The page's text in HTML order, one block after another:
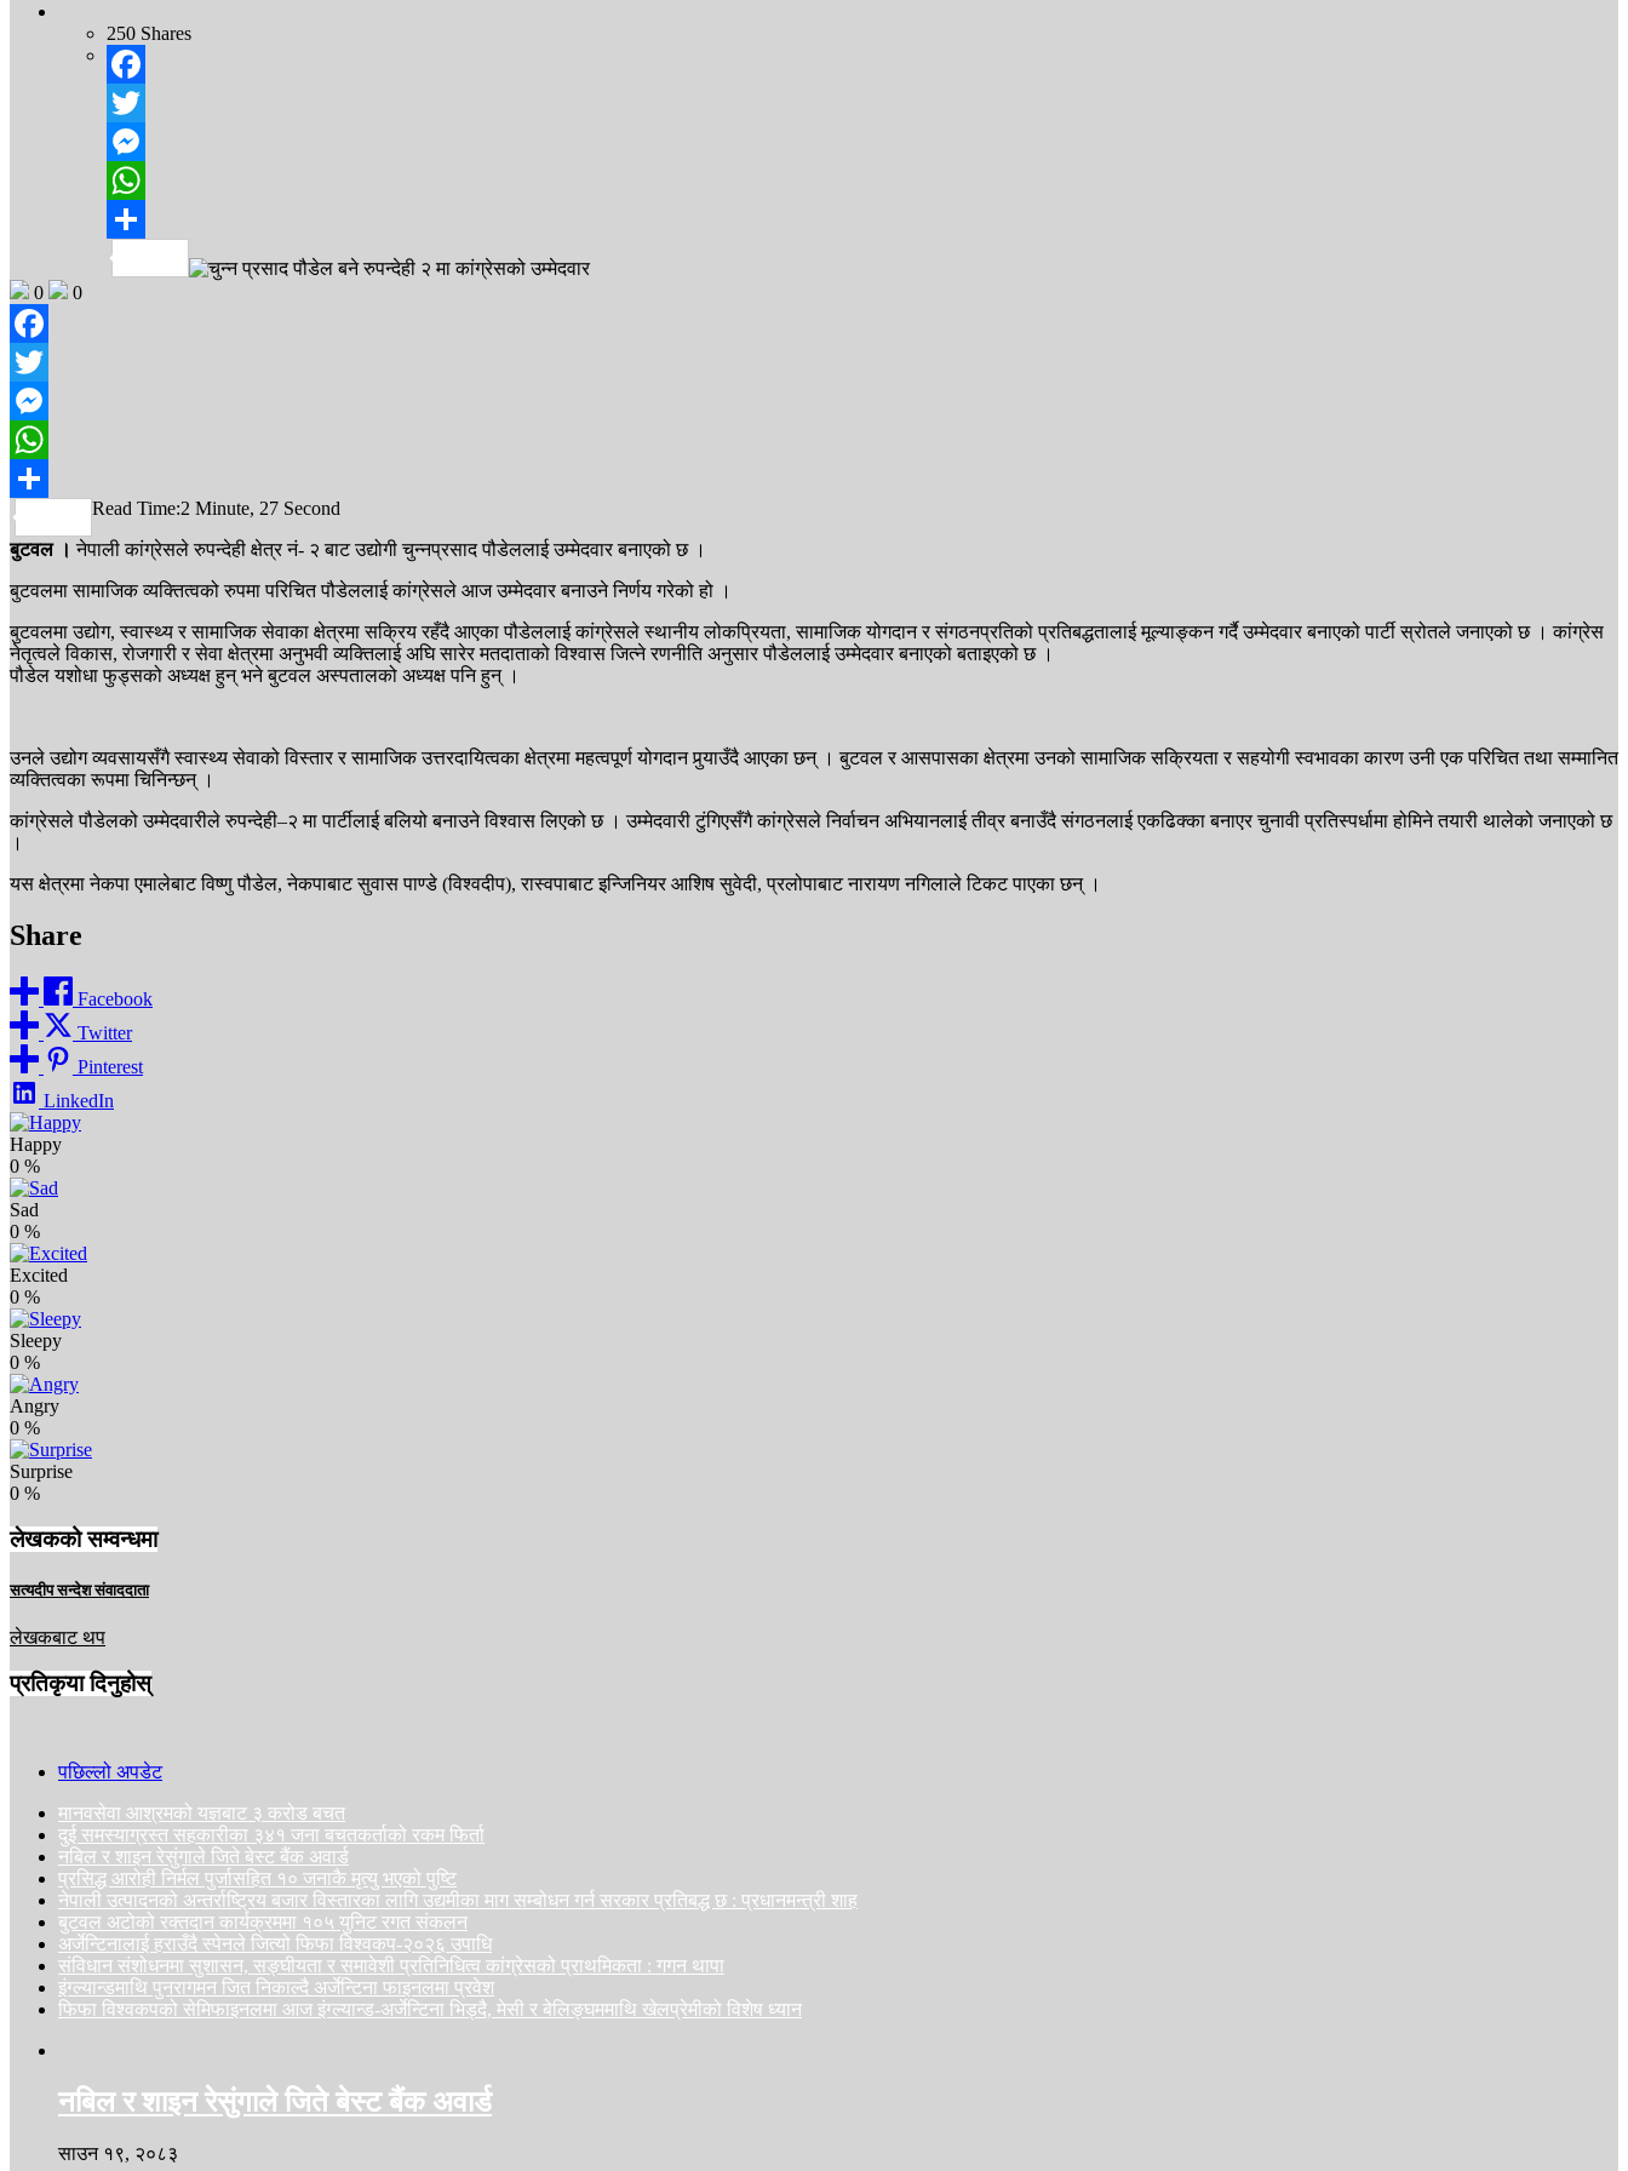
250 Shares
Facebook
Twitter
Messenger
WhatsApp
Share
0
0
Facebook
Twitter
Messenger
WhatsApp
Share
Read Time:2 Minute, 27 Second
बुटवल । नेपाली कांग्रेसले रुपन्देही क्षेत्र नं- २ बाट उद्योगी चुन्नप्रसाद पौडेललाई उम्मेदवार बनाएको छ ।
बुटवलमा सामाजिक व्यक्तित्वको रुपमा परिचित पौडेललाई कांग्रेसले आज उम्मेदवार बनाउने निर्णय गरेको हो ।
बुटवलमा उद्योग, स्वास्थ्य र सामाजिक सेवाका क्षेत्रमा सक्रिय रहँदै आएका पौडेललाई कांग्रेसले स्थानीय लोकप्रियता, सामाजिक योगदान र संगठनप्रतिको प्रतिबद्धतालाई मूल्याङ्कन गर्दै उम्मेदवार बनाएको पार्टी स्रोतले जनाएको छ । कांग्रेस
नेतृत्वले विकास, रोजगारी र सेवा क्षेत्रमा अनुभवी व्यक्तिलाई अघि सारेर मतदाताको विश्वास जित्ने रणनीति अनुसार पौडेललाई उम्मेदवार बनाएको बताइएको छ ।
पौडेल यशोधा फुड्सको अध्यक्ष हुन् भने बुटवल अस्पतालको अध्यक्ष पनि हुन् ।
उनले उद्योग व्यवसायसँगै स्वास्थ्य सेवाको विस्तार र सामाजिक उत्तरदायित्वका क्षेत्रमा महत्वपूर्ण योगदान पुर्‍याउँदै आएका छन् । बुटवल र आसपासका क्षेत्रमा उनको सामाजिक सक्रियता र सहयोगी स्वभावका कारण उनी एक परिचित तथा सम्मानित
व्यक्तित्वका रूपमा चिनिन्छन् ।
कांग्रेसले पौडेलको उम्मेदवारीले रुपन्देही–२ मा पार्टीलाई बलियो बनाउने विश्वास लिएको छ । उम्मेदवारी टुंगिएसँगै कांग्रेसले निर्वाचन अभियानलाई तीव्र बनाउँदै संगठनलाई एकढिक्का बनाएर चुनावी प्रतिस्पर्धामा होमिने तयारी थालेको जनाएको छ
।
यस क्षेत्रमा नेकपा एमालेबाट विष्णु पौडेल, नेकपाबाट सुवास पाण्डे (विश्वदीप), रास्वपाबाट इन्जिनियर आशिष सुवेदी, प्रलोपाबाट नारायण नगिलाले टिकट पाएका छन् ।
Share
Facebook
Twitter
Pinterest
LinkedIn
Happy
0 %
Sad
0 %
Excited
0 %
Sleepy
0 %
Angry
0 %
Surprise
0 %
लेखकको सम्वन्धमा
सत्यदीप सन्देश संवाददाता
लेखकबाट थप
प्रतिकृया दिनुहोस्
पछिल्लो अपडेट
मानवसेवा आश्रमको यज्ञबाट ३ करोड बचत
दुई समस्याग्रस्त सहकारीका ३४१ जना बचतकर्ताको रकम फिर्ता
नबिल र शाइन रेसुंगाले जिते बेस्ट बैंक अवार्ड
प्रसिद्ध आरोही निर्मल पुर्जासहित १० जनाकै मृत्यु भएको पुष्टि
नेपाली उत्पादनको अन्तर्राष्ट्रिय बजार विस्तारका लागि उद्यमीका माग सम्बोधन गर्न सरकार प्रतिबद्ध छ : प्रधानमन्त्री शाह
बुटवल अटोको रक्तदान कार्यक्रममा १०५ युनिट रगत संकलन
अर्जेन्टिनालाई हराउँदै स्पेनले जित्यो फिफा विश्वकप-२०२६ उपाधि
संविधान संशोधनमा सुशासन, सङ्घीयता र समावेशी प्रतिनिधित्व कांग्रेसको प्राथमिकता : गगन थापा
इंग्ल्यान्डमाथि पुनरागमन जित निकाल्दै अर्जेन्टिना फाइनलमा प्रवेश
फिफा विश्वकपको सेमिफाइनलमा आज इंग्ल्यान्ड-अर्जेन्टिना भिड्दै, मेसी र बेलिङ्घममाथि खेलप्रेमीको विशेष ध्यान
नबिल र शाइन रेसुंगाले जिते बेस्ट बैंक अवार्ड
साउन १९, २०८३